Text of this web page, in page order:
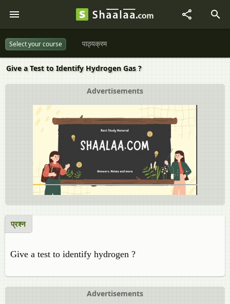
Select your course पाठ्यक्रम
Give a Test to Identify Hydrogen Gas ?
Advertisements
प्रश्न
Give a test to identify hydrogen ?
Advertisements